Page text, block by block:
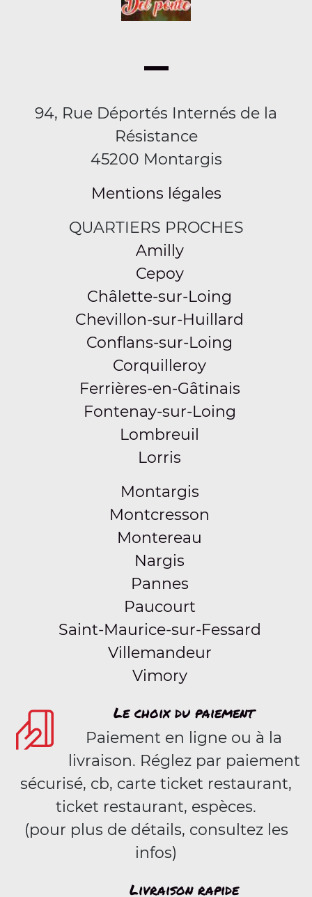
94, Rue Déportés Internés de la
Résistance
45200 Montargis
Mentions légales
QUARTIERS PROCHES
Amilly
Cepoy
Châlette-sur-Loing
Chevillon-sur-Huillard
Conflans-sur-Loing
Corquilleroy
Ferrières-en-Gâtinais
Fontenay-sur-Loing
Lombreuil
Lorris
Montargis
Montcresson
Montereau
Nargis
Pannes
Paucourt
Saint-Maurice-sur-Fessard
Villemandeur
Vimory
Le choix du paiement
Paiement en ligne ou à la
livraison. Réglez par paiement
sécurisé, cb, carte ticket restaurant,
ticket restaurant, espèces.
(pour plus de détails, consultez les
infos)
Livraison rapide